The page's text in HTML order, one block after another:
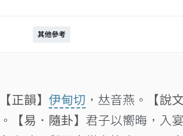
其他參考
【正韻】 伊甸切 ，𠀤音燕。 【說
【易．隨卦】 君子以嚮晦，入